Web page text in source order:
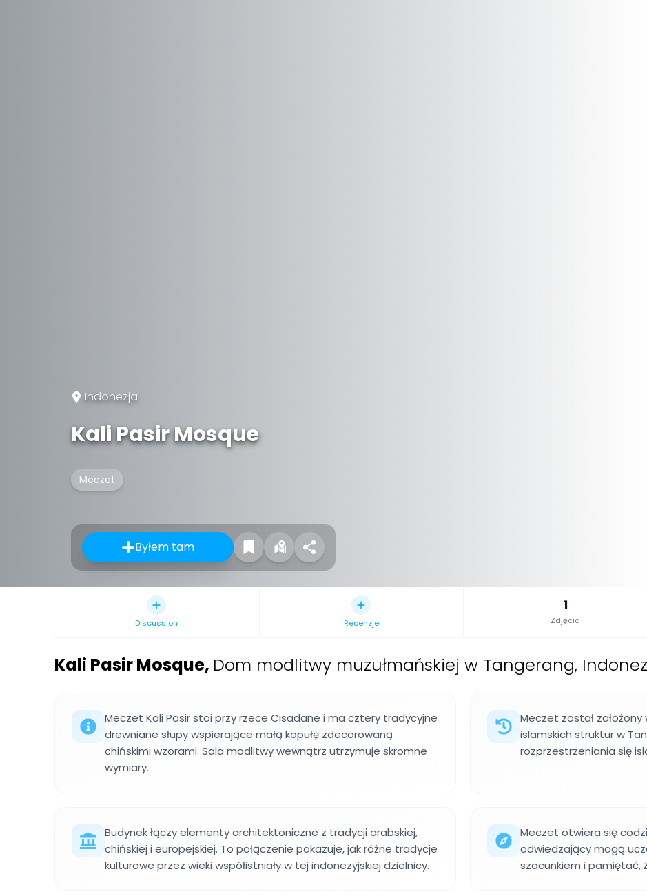
Indonezja
Kali Pasir Mosque
Meczet
Byłem tam
Discussion Recenzje
1
Zdjęcia
Kali Pasir Mosque, Dom modlitwy muzułmańskiej w Tangerang,
Meczet Kali Pasir stoi przy rzece Cisadane i ma cztery tradycyjne
drewniane słupy wspierające małą kopułę zdecorowaną
chińskimi wzorami. Sala modlitwy wewnątrz utrzymuje skromne
wymiary.
Meczet został
islamskich struktur w
rozprzestrzeniania się
Budynek łączy elementy architektoniczne z tradycji arabskiej,
chińskiej i europejskiej. To połączenie pokazuje, jak różne tradycje
kulturowe przez wieki współistniały w tej indonezyjskiej dzielnicy.
Meczet otwiera się
odwiedzający mogą
szacunkiem i pamiętać,